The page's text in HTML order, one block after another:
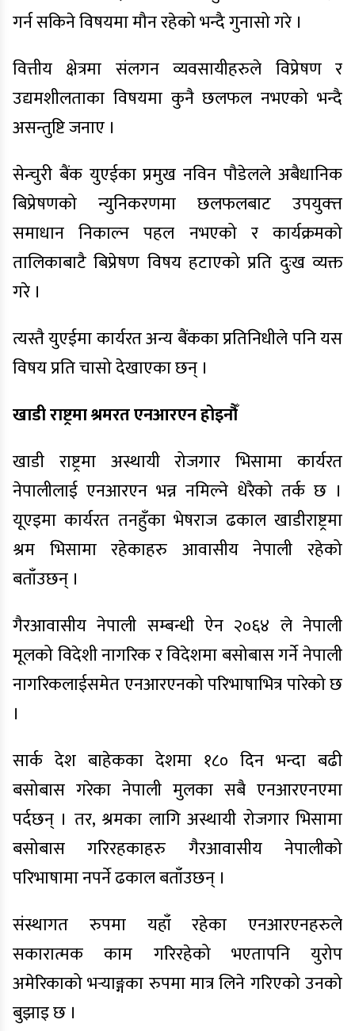
गर्न सकिने विषयमा मौन रहेको भन्दै गुनासो गरे ।
वित्तीय क्षेत्रमा संलगन व्यवसायीहरुले विप्रेषण र
उद्यमशीलताका विषयमा कुनै छलफल नभएको भन्दै
असन्तुष्टि जनाए ।
सेन्चुरी बैंक युएईका प्रमुख नविन पौडेलले अबैधानिक
बिप्रेषणको न्युनिकरणमा छलफलबाट उपयुक्त्त
समाधान निकाल्न पहल नभएको र कार्यक्रमको
तालिकाबाटै बिप्रेषण विषय हटाएको प्रति दुःख व्यक्त
गरे ।
त्यस्तै युएईमा कार्यरत अन्य बैंकका प्रतिनिधीले पनि यस
विषय प्रति चासो देखाएका छन् ।
खाडी राष्ट्रमा श्रमरत एनआरएन होइनौँ
खाडी राष्ट्रमा अस्थायी रोजगार भिसामा कार्यरत
नेपालीलाई एनआरएन भन्न नमिल्ने धेरैको तर्क छ ।
यूएइमा कार्यरत तनहुँका भेषराज ढकाल खाडीराष्ट्रमा
श्रम भिसामा रहेकाहरु आवासीय नेपाली रहेको
बताँउछन् ।
गैरआवासीय नेपाली सम्बन्धी ऐन २०६४ ले नेपाली
मूलको विदेशी नागरिक र विदेशमा बसोबास गर्ने नेपाली
नागरिकलाईसमेत एनआरएनको परिभाषाभित्र पारेको छ
।
सार्क देश बाहेकका देशमा १८० दिन भन्दा बढी
बसोबास गरेका नेपाली मुलका सबै एनआरएनएमा
पर्दछन् । तर, श्रमका लागि अस्थायी रोजगार भिसामा
बसोबास गरिरहकाहरु गैरआवासीय नेपालीको
परिभाषामा नपर्ने ढकाल बताँउछन् ।
संस्थागत रुपमा यहाँ रहेका एनआरएनहरुले
सकारात्मक काम गरिरहेको भएतापनि युरोप
अमेरिकाको भर्‍याङ्गका रुपमा मात्र लिने गरिएको उनको
बुझाइ छ ।